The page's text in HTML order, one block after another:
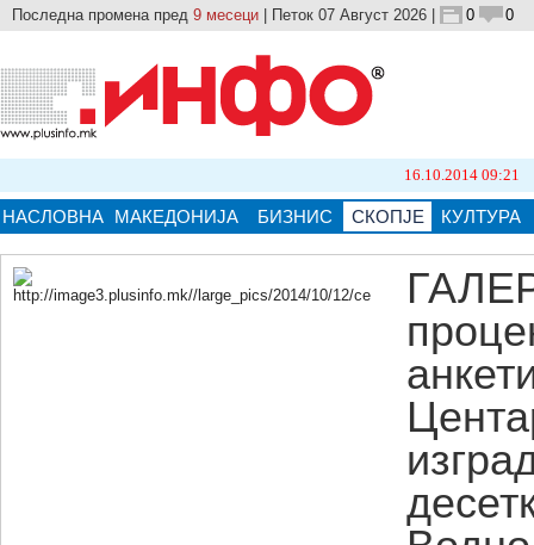
Последна промена пред 9 месеци | Петок 07 Август 2026 | 0 0
16.10.2014 09:21 Бројот на
НАСЛОВНА МАКЕДОНИЈА БИЗНИС СКОПЈЕ КУЛТУРА